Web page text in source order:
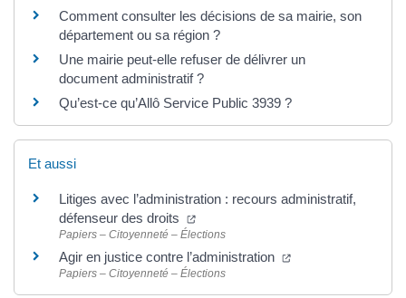
Comment consulter les décisions de sa mairie, son
département ou sa région ?
Une mairie peut-elle refuser de délivrer un
document administratif ?
Qu’est-ce qu’Allô Service Public 3939 ?
Et aussi
Litiges avec l’administration : recours administratif,
défenseur des droits
(ouverture dans un nouvel onglet)
Papiers – Citoyenneté – Élections
Agir en justice contre l’administration (ouverture dans un
Papiers – Citoyenneté – Élections